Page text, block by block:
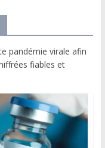
pandémie virale afin
fiables et